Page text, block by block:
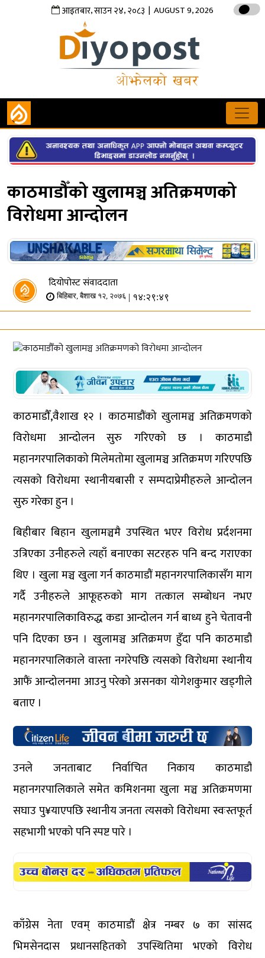
आइतबार,साउन२४,२०८३ | AUGUST 9, 2026
काठमाडौँको खुलामञ्च अतिक्रमणको
विरोधमा आन्दोलन
दियोपोस्ट संवाददाता
बिहिबार, बैशाख १२, २०७६ | १४:२९:४९
काठमाडौँ,वैशाख १२ । काठमाडौंको खुलामञ्च अतिक्रमणको
विरोधमा आन्दोलन सुरु गरिएको छ । काठमाडौं
महानगरपालिकाको मिलेमतोमा खुलामञ्च अतिक्रमण गरिएपछि
त्यसको विरोधमा स्थानीयबासी र सम्पदाप्रेमीहरुले आन्दोलन
सुरु गरेका हुन ।
बिहीबार बिहान खुलामञ्चमै उपस्थित भएर विरोध प्रर्दशनमा
उत्रिएका उनीहरुले त्यहाँ बनाएका सटरहरु पनि बन्द गराएका
थिए । खुला मञ्च खुला गर्न काठमाडौं महानगरपालिकासँग माग
गर्दै उनीहरुले आफूहरुको माग तत्काल सम्बोधन नभए
महानगरपालिकाविरुद्ध कडा आन्दोलन गर्न बाध्य हुने चेतावनी
पनि दिएका छन । खुलामञ्च अतिक्रमण हुँदा पनि काठमाडौं
महानगरपालिकाले वास्ता नगरेपछि त्यसको विरोधमा स्थानीय
आफैं आन्दोलनमा आउनु परेको असनका योगेशकुमार खड्गीले
बताए ।
उनले जनताबाट निर्वाचित निकाय काठमाडौं
महानगरपालिकाले समेत कमिशनमा खुला मञ्च अतिक्रमणमा
सघाउ पु¥याएपछि स्थानीय जनता त्यसको विरोधमा स्वःस्तफूर्त
सहभागी भएको पनि स्पष्ट पारे ।
काँग्रेस नेता एवम् काठमाडौं क्षेत्र नम्बर ७ का सांसद
भिमसेनदास प्रधानसहितको उपस्थितिमा भएको विरोध